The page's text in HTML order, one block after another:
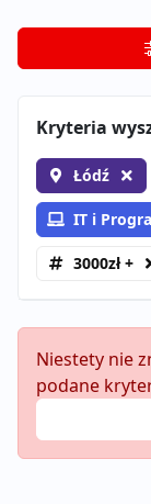
Kryteria
Łódź
IT i
3000zł +
Niestety nie
podane